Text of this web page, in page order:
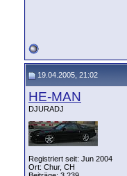
19.04.2005, 21:02
HE-MAN
DJURADJ
Registriert seit: Jun 2004
Ort: Chur, CH